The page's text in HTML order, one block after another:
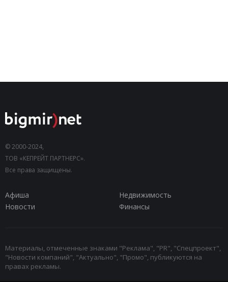
© 2000-2024,
ТОВ «КЕПРЕЙТ ПАРТНЕРС».
Все права защищены.
Афиша
Недвижимость
Новости
Финансы
Материалы, отмеченные знаками "Реклама", "PR", "Спецпроект",
"Новости компаний", "Актуально", "Промо", публикуются на
правах рекламы.